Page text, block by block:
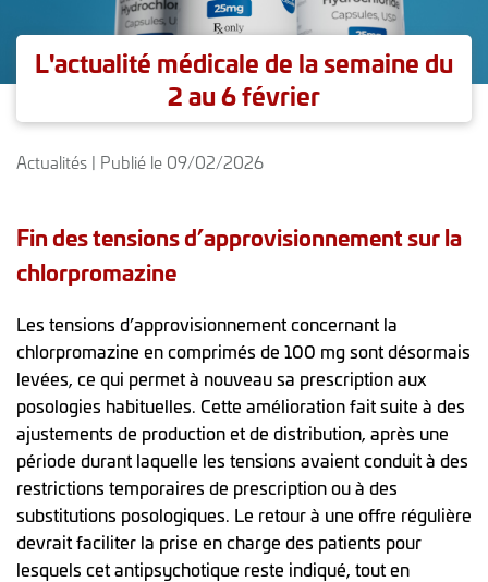
L'actualité médicale de la semaine du
2 au 6 février
Actualités | Publié le 09/02/2026
Fin des tensions d’approvisionnement sur la
chlorpromazine
Les tensions d’approvisionnement concernant la
chlorpromazine en comprimés de 100 mg sont désormais
levées, ce qui permet à nouveau sa prescription aux
posologies habituelles. Cette amélioration fait suite à des
ajustements de production et de distribution, après une
période durant laquelle les tensions avaient conduit à des
restrictions temporaires de prescription ou à des
substitutions posologiques. Le retour à une offre régulière
devrait faciliter la prise en charge des patients pour
lesquels cet antipsychotique reste indiqué, tout en